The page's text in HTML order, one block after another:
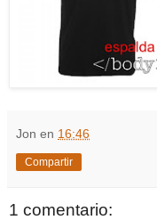
Jon en 16:46
Compartir
1 comentario: